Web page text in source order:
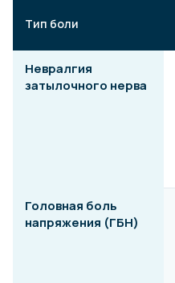
Тип боли
Невралгия
затылочного нерва
Головная боль
напряжения (ГБН)